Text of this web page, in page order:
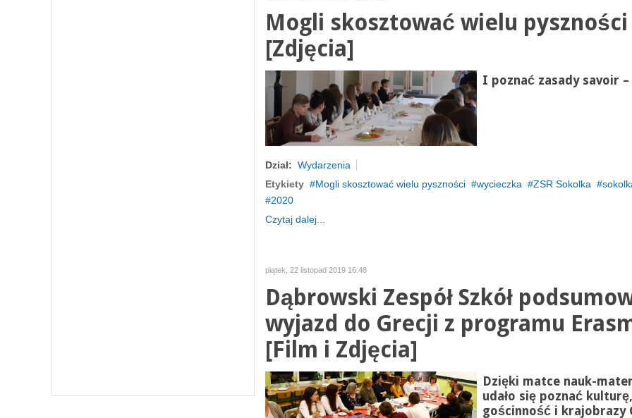
Mogli skosztować wielu pyszności
[Zdjęcia]
I poznać zasady savoir
Dział: Wydarzenia
Etykiety
Mogli skosztować wielu pyszności wycieczka ZSR Sokolka
2020
Czytaj dalej...
piątek, 22 listopad 2019 16:48
Dąbrowski Zespół Szkół
wyjazd do Grecji z programu
[Film i Zdjęcia]
Dzięki matce nauk-
udało się poznać kulturę,
gościnność i krajobrazy